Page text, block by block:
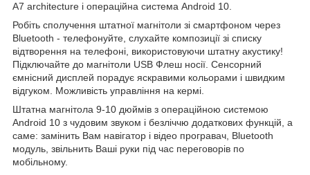
A7 architecture і операційна система Android 10.
Робіть сполучення штатної магнітоли зі смартфоном через
Bluetooth - телефонуйте, слухайте композиції зі списку
відтворення на телефоні, використовуючи штатну акустику!
Підключайте до магнітоли USB Флеш носії. Сенсорний
ємнісний дисплей порадує яскравими кольорами і швидким
відгуком. Можливість управління на кермі.
Штатна магнітола 9-10 дюймів з операційною системою
Android 10 з чудовим звуком і безліччю додаткових функцій, а
саме: замінить Вам навігатор і відео програвач, Bluetooth
модуль, звільнить Ваші руки під час переговорів по
мобільному.